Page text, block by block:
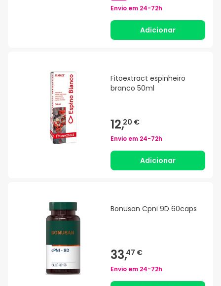
Envio em 24-72h
Adicionar
Fitoextract espinheiro
branco 50ml
12,20 €
Envio em 24-72h
Adicionar
Bonusan Cpni 9D 60caps
33,47 €
Envio em 24-72h